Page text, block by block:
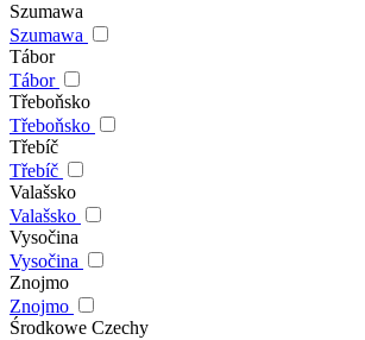
Szumawa
Szumawa
Tábor
Tábor
Třeboňsko
Třeboňsko
Třebíč
Třebíč
Valašsko
Valašsko
Vysočina
Vysočina
Znojmo
Znojmo
Środkowe Czechy